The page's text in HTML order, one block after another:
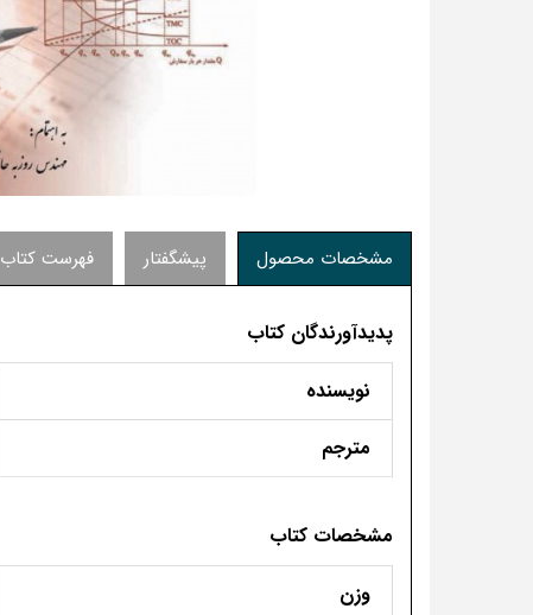
مشخصات محصول پیشگفتار فهرست کتاب
پدیدآورندگان کتاب
نویسنده
مترجم
مشخصات کتاب
وزن